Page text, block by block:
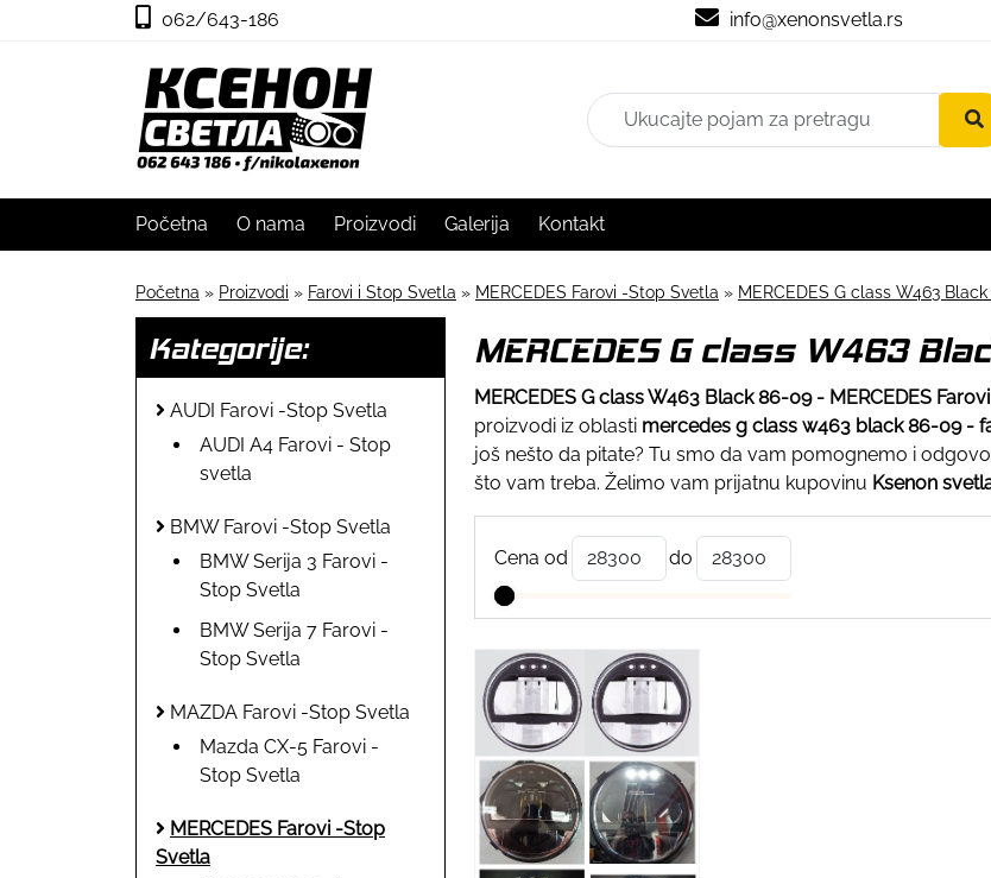
062/643-186 info@xenonsvetla.rs
Početna O nama Proizvodi Galerija Kontakt
Početna » Proizvodi » Farovi i Stop Svetla » MERCEDES Farovi -Stop Svetla » MERCEDES G class W463
Kategorije:
AUDI Farovi -Stop Svetla
AUDI A4 Farovi - Stop
svetla
BMW Farovi -Stop Svetla
BMW Serija 3 Farovi -
Stop Svetla
BMW Serija 7 Farovi -
Stop Svetla
MAZDA Farovi -Stop Svetla
Mazda CX-5 Farovi -
Stop Svetla
MERCEDES Farovi -Stop
Svetla
MERCEDES G class W463
MERCEDES G class W463 Black 86-09 - MERCEDES
proizvodi iz oblasti mercedes g class w463 black 86-09 -
još nešto da pitate? Tu smo da vam pomognemo i
što vam treba. Želimo vam prijatnu kupovinu Ksenon
Cena od do